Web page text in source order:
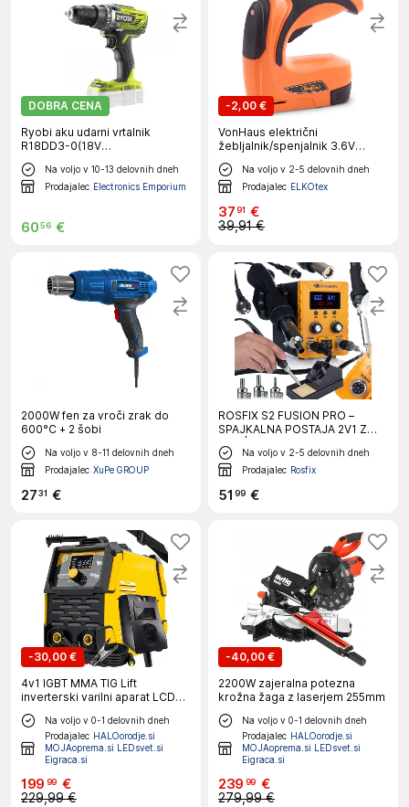
DOBRA CENA
Ryobi aku udarni vrtalnik
R18DD3-0(18V
ONE+,38Nm,bez aku)
Na voljo v 10-13 delovnih dneh
Prodajalec Electronics Emporium
6056 €
-2,00 €
VonHaus električni
žebljalnik/spenjalnik 3.6V
3515196
Na voljo v 2-5 delovnih dneh
Prodajalec ELKOtex
3791 €
39,91 €
2000W fen za vroči zrak do
600°C + 2 šobi
Na voljo v 8-11 delovnih dneh
Prodajalec XuPe GROUP
2731 €
ROSFIX S2 FUSION PRO –
SPAJKALNA POSTAJA 2V1 Z
LCD | 760W, HOT AIR 700W,
SPAJKALNIK 60W, ESD SAFE |
ZA ELEKTRONIKO IN PLASTIKO
Na voljo v 2-5 delovnih dneh
Prodajalec Rosfix
51 99 €
-30,00 €
4v1 IGBT MMA TIG Lift
inverterski varilni aparat LCD
330A VRD ANTI STICK
Na voljo v 0-1 delovnih dneh
Prodajalec HALOorodje.si
MOJAoprema.si LEDsvet.si
Eigraca.si
199 99 €
229,99 €
-40,00 €
2200W zajeralna potezna
krožna žaga z laserjem 255mm
Na voljo v 0-1 delovnih dneh
Prodajalec HALOorodje.si
MOJAoprema.si LEDsvet.si
Eigraca.si
239 99 €
279,99 €